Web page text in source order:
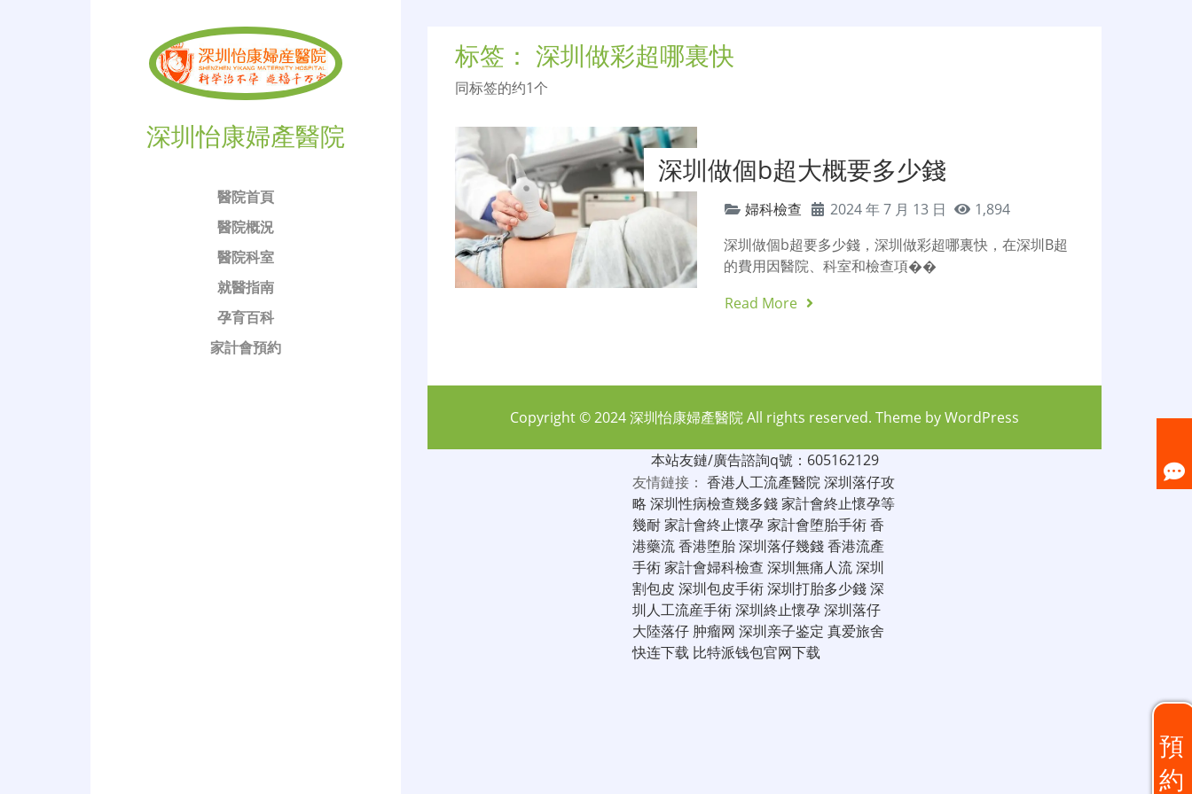
深圳怡康婦產醫院
醫院首頁
醫院概況
醫院科室
就醫指南
孕育百科
家計會預約
标签： 深圳做彩超哪裏快
同标签的约1个
深圳做個b超大概要多少錢
婦科檢查 2024 年 7 月 13 日
1,894
深圳做個b超要多少錢，深圳做彩超哪裏快，在深圳B超
的費用因醫院、科室和檢查項��
Read More
預
約
Copyright © 2024深圳怡康婦產醫院All rights reserved. Theme byWordPress
本站友鏈/廣告諮詢q號：605162129
友情鏈接： 香港人工流產醫院深圳落仔攻
略 深圳性病檢查幾多錢家計會終止懷孕等
幾耐家計會終止懷孕家計會堕胎手術香
港藥流香港堕胎深圳落仔幾錢香港流產
手術家計會婦科檢查 深圳無痛人流深圳
割包皮 深圳包皮手術深圳打胎多少錢深
圳人工流産手術深圳終止懷孕深圳落仔
大陸落仔 肿瘤网 深圳亲子鉴定 真爱旅舍
快连下载 比特派钱包官网下载